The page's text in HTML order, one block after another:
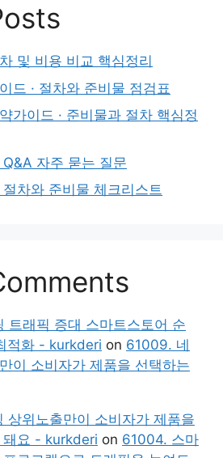
및 비용 비교 핵심정리
드 · 절차와 준비물 점검표
가이드 · 준비물과 절차 핵심정
자주 묻는 질문
차와 준비물 체크리스트
트래픽 증대 스마트스토어 순
적화 - kurkderi on 61009. 네
이 소비자가 제품을 선택하는
상위노출만이 소비자가 제품을
돼요 - kurkderi on 61004. 스마